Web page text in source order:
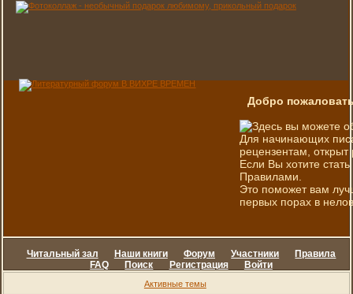
Добро
Здесь вы можете
Для начинающих
рецензентам, открыт
Если Вы хотите
Правилами.
Это поможет вам
первых порах в
Читальный зал Наши книги Форум Участники
Правила
FAQ
Поиск Регистрация Войти
Активные темы